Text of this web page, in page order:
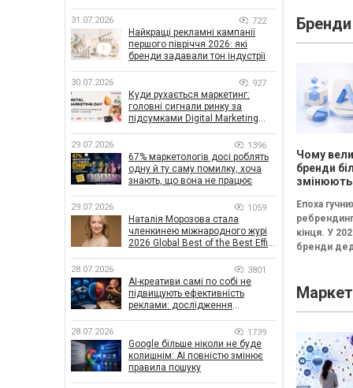
Провальна
«рефлексія
Бренди
Чому
бренди
змінюють
логотипи
три роки
Епоха
кінця. У
бренди
впізнавані
елементи,...
31.07.2026 722
Найкращі рекламні кампанії
першого півріччя 2026: які
бренди задавали тон індустрії
30.07.2026 927
Куди рухається маркетинг:
головні сигнали ринку за
підсумками Digital Marketing
29.07.2026 1396
67% маркетологів досі роблять
одну й ту саму помилку, хоча
знають, що вона не працює
29.07.2026 1059
Наталія Морозова стала
членкинею міжнародного журі
2026 Global Best of the Best Effie
28.07.2026 3801
AI-креативи самі по собі не
підвищують ефективність
реклами: дослідження
впливає на ефективність
кампаній
28.07.2026 1739
Google більше ніколи не буде
колишнім: AI повністю змінює
правила пошуку